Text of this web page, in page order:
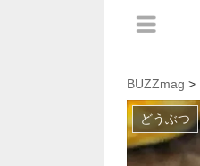
BUZZmag >
どうぶつ